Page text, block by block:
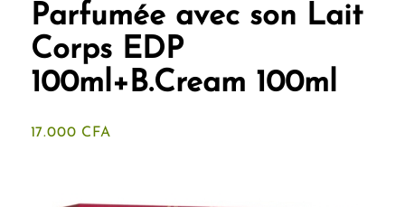
Parfumée avec son Lait
Corps EDP
100ml+B.Cream 100ml
17.000 CFA